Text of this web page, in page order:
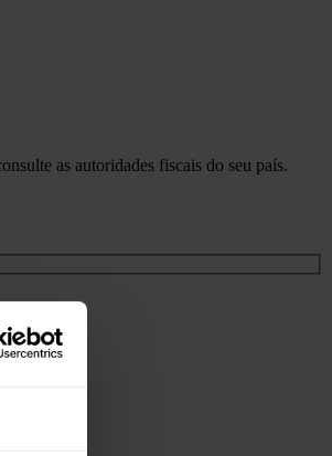
as autoridades fiscais do seu país.